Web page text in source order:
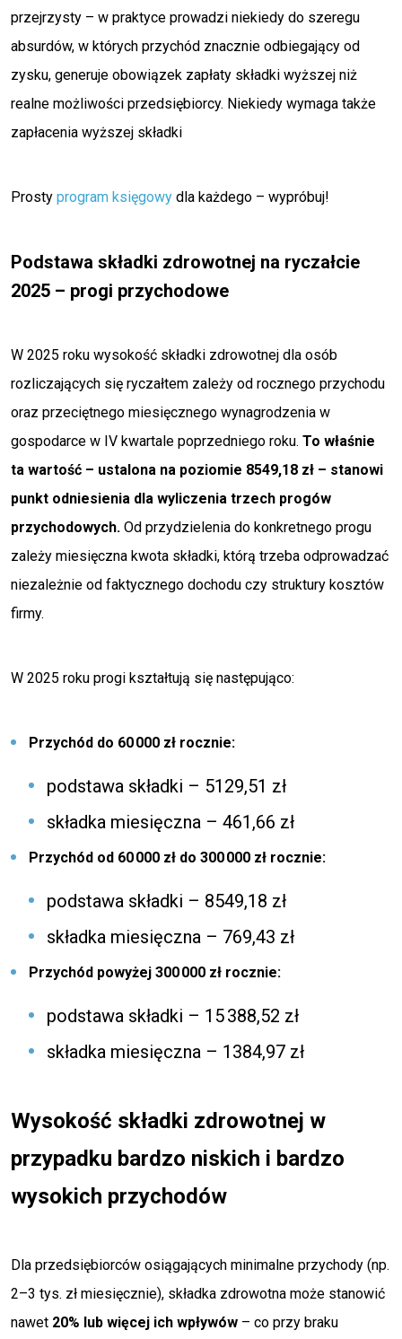
przejrzysty – w praktyce prowadzi niekiedy do szeregu
absurdów, w których przychód znacznie odbiegający od
zysku, generuje obowiązek zapłaty składki wyższej niż
realne możliwości przedsiębiorcy. Niekiedy wymaga także
zapłacenia wyższej składki
Prosty program księgowy dla każdego – wypróbuj!
Podstawa składki zdrowotnej na ryczałcie
2025 – progi przychodowe
W 2025 roku wysokość składki zdrowotnej dla osób
rozliczających się ryczałtem zależy od rocznego przychodu
oraz przeciętnego miesięcznego wynagrodzenia w
gospodarce w IV kwartale poprzedniego roku. To właśnie
ta wartość – ustalona na poziomie 8549,18 zł – stanowi
punkt odniesienia dla wyliczenia trzech progów
przychodowych. Od przydzielenia do konkretnego progu
zależy miesięczna kwota składki, którą trzeba odprowadzać
niezależnie od faktycznego dochodu czy struktury kosztów
firmy.
W 2025 roku progi kształtują się następująco:
Przychód do 60 000 zł rocznie:
podstawa składki – 5129,51 zł
składka miesięczna – 461,66 zł
Przychód od 60 000 zł do 300 000 zł rocznie:
podstawa składki – 8549,18 zł
składka miesięczna – 769,43 zł
Przychód powyżej 300 000 zł rocznie:
podstawa składki – 15 388,52 zł
składka miesięczna – 1384,97 zł
Wysokość składki zdrowotnej w
przypadku bardzo niskich i bardzo
wysokich przychodów
Dla przedsiębiorców osiągających minimalne przychody (np.
2–3 tys. zł miesięcznie), składka zdrowotna może stanowić
nawet 20% lub więcej ich wpływów – co przy braku